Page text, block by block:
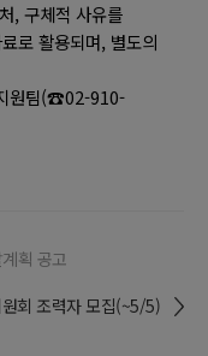
, 구체적 사유를
로 활용되며, 별도의
원팀(☎02-910-
획 공고
회 조력자 모집(~5/5)